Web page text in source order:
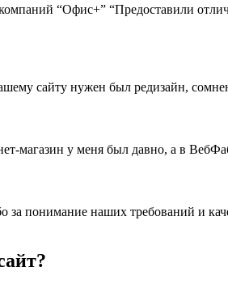
“Офис+” “Предоставили
сайту нужен был редизайн,
магазин у меня был давно, а в
за понимание наших требований и